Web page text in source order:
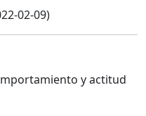
02-09)
y actitud